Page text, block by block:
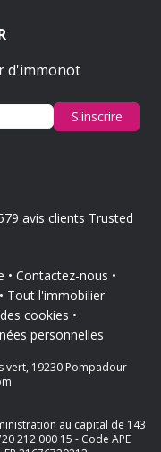
d'immonot
S'inscrire
avis clients Trusted
Contactez-nous
Tout l'immobilier
cookies
personnelles
vert, 19230 Pompadour
au capital de 143
212 000 15 - Code APE